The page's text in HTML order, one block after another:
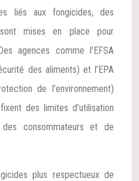
liés aux fongicides, des
mises en place pour
agences comme l’EFSA
des aliments) et l’EPA
de l’environnement)
des limites d’utilisation
consommateurs et de
plus respectueux de